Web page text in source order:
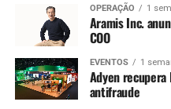
OPERAÇÃO 1
Aramis Inc.
COO
EVENTOS 1
Adyen recupera
antifraude